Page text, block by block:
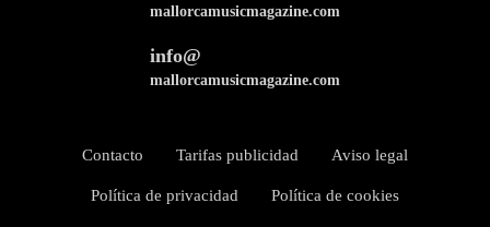
mallorcamusicmagazine.com
info@
mallorcamusicmagazine.com
Contacto Tarifas publicidad Aviso legal
Política de privacidad Política de cookies